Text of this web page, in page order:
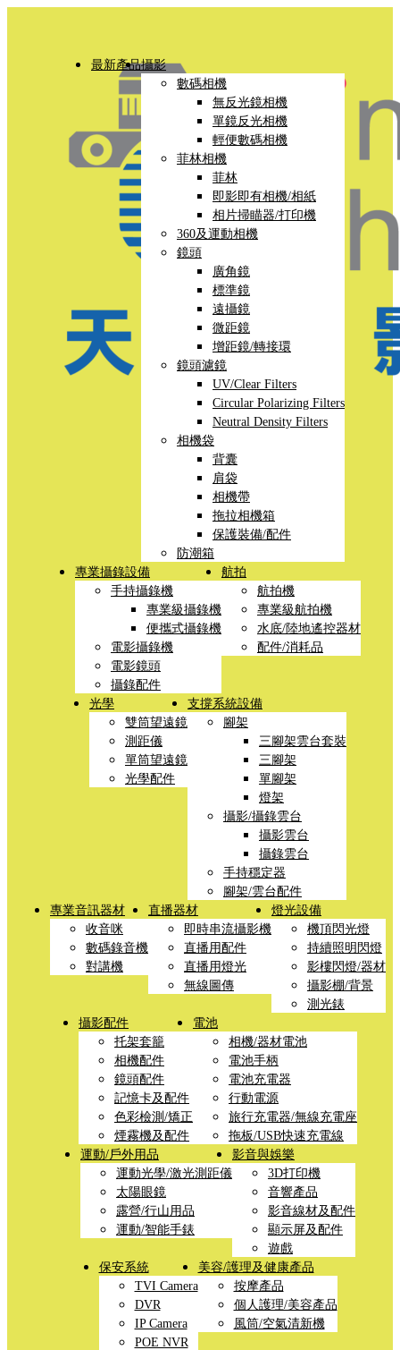
最新產品攝影
數碼相機
無反光鏡相機
單鏡反光相機
輕便數碼相機
菲林相機
菲林
即影即有相機/相紙
相片掃瞄器/打印機
360及運動相機
鏡頭
廣角鏡
標準鏡
遠攝鏡
微距鏡
增距鏡/轉接環
鏡頭濾鏡
UV/Clear Filters
Circular Polarizing Filters
Neutral Density Filters
相機袋
背囊
肩袋
相機帶
拖拉相機箱
保護裝備/配件
防潮箱
專業攝錄設備
手持攝錄機
專業級攝錄機
便攜式攝錄機
電影攝錄機
電影鏡頭
攝錄配件
航拍
航拍機
專業級航拍機
水底/陸地遙控器材
配件/消耗品
光學
雙筒望遠鏡
測距儀
單筒望遠鏡
光學配件
支撐系統設備
腳架
三腳架雲台套裝
三腳架
單腳架
燈架
攝影/攝錄雲台
攝影雲台
攝錄雲台
手持穩定器
腳架/雲台配件
專業音訊器材
收音咪
數碼錄音機
對講機
直播器材
即時串流攝影機
直播用配件
直播用燈光
無線圖傳
燈光設備
機頂閃光燈
持續照明閃燈
影樓閃燈/器材
攝影棚/背景
測光錶
攝影配件
托架套籠
相機配件
鏡頭配件
記憶卡及配件
色彩檢測/矯正
煙霧機及配件
電池
相機/器材電池
電池手柄
電池充電器
行動電源
旅行充電器/無線充電座
拖板/USB快速充電線
運動/戶外用品
運動光學/激光測距儀
太陽眼鏡
露營/行山用品
運動/智能手錶
影音與娛樂
3D打印機
音響產品
影音線材及配件
顯示屏及配件
遊戲
保安系統
TVI Camera
DVR
IP Camera
POE NVR
美容/護理及健康產品
按摩產品
個人護理/美容產品
風筒/空氣清新機